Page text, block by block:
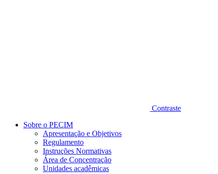
Contraste
Sobre o PECIM
Apresentação e Objetivos
Regulamento
Instruções Normativas
Área de Concentração
Unidades acadêmicas